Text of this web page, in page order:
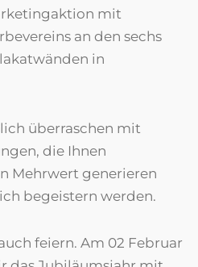
mit
an den sechs
in
überraschen mit
die Ihnen
Mehrwert generieren
begeistern werden.
feiern. Am 02 Februar